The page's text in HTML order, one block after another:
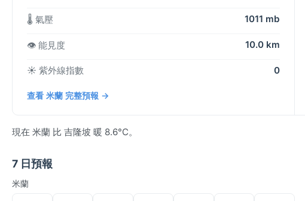
🌡️ 氣壓 1011 mb
👁️ 能見度 10.0 km
☀️ 紫外線指數 0
查看 米蘭 完整預報 →
現在 米蘭 比 吉隆坡 暖 8.6°C。
7 日預報
米蘭